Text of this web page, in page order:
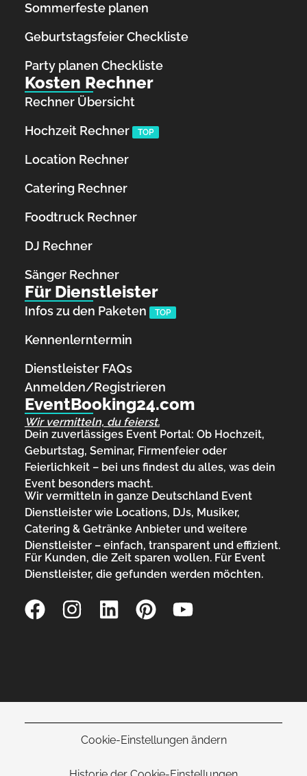
Sommerfeste planen
Geburtstagsfeier Checkliste
Party planen Checkliste
Kosten Rechner
Rechner Übersicht
Hochzeit Rechner
TOP
Location Rechner
Catering Rechner
Foodtruck Rechner
DJ Rechner
Sänger Rechner
Für Dienstleister
Infos zu den Paketen TOP
Kennenlerntermin
Dienstleister FAQs
Anmelden/Registrieren
EventBooking24.com
Wir vermitteln, du feierst.
Dein zuverlässiges Event Portal: Ob Hochzeit,
Geburtstag, Seminar, Firmenfeier oder
Feierlichkeit – bei uns findest du alles, was dein
Event besonders macht.
Wir vermitteln in ganze Deutschland Event
Dienstleister wie Locations, DJs, Musiker,
Catering & Getränke Anbieter und weitere
Dienstleister – einfach, transparent und effizient.
Für Kunden, die Zeit sparen wollen. Für Event
Dienstleister, die gefunden werden möchten.
Cookie-Einstellungen ändern